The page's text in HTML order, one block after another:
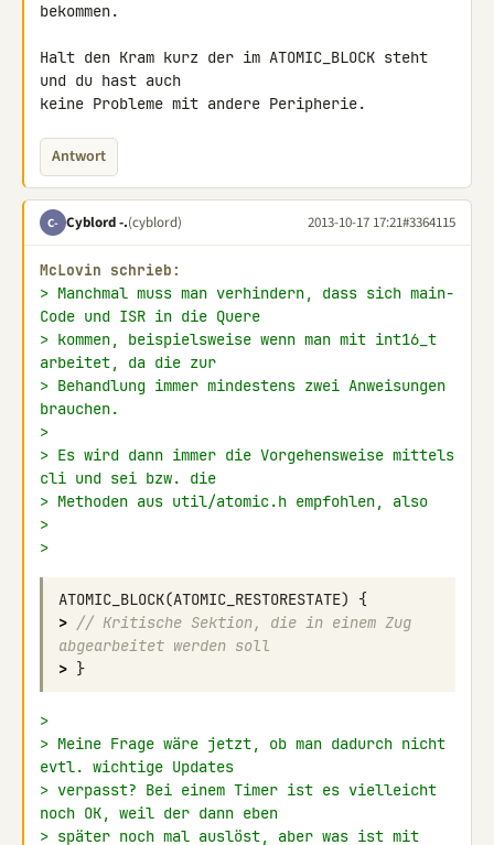
bekommen.
Halt den Kram kurz der im ATOMIC_BLOCK steht
und du hast auch
keine Probleme mit andere Peripherie.
Antwort
C- Cyblord -.(cyblord) 2013-10-17 17:21#3364115
McLovin schrieb:
> Manchmal muss man verhindern, dass sich main-
Code und ISR in die Quere
> kommen, beispielsweise wenn man mit int16_t
arbeitet, da die zur
> Behandlung immer mindestens zwei Anweisungen
brauchen.
>
> Es wird dann immer die Vorgehensweise mittels
cli und sei bzw. die
> Methoden aus util/atomic.h empfohlen, also
>
>
ATOMIC_BLOCK(ATOMIC_RESTORESTATE)
{
> // Kritische Sektion, die in einem Zug
abgearbeitet werden soll
> }
>
> Meine Frage wäre jetzt, ob man dadurch nicht
evtl. wichtige Updates
> verpasst? Bei einem Timer ist es vielleicht
noch OK, weil der dann eben
> später noch mal auslöst, aber was ist mit